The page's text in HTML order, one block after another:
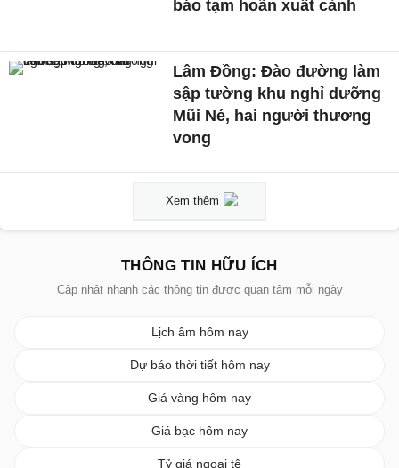
báo tạm hoãn xuất cảnh
Lâm Đồng: Đào đường làm
sập tường khu nghỉ dưỡng
Mũi Né, hai người thương
vong
Xem thêm
THÔNG TIN HỮU ÍCH
Cập nhật nhanh các thông tin được quan tâm mỗi ngày
Lịch âm hôm nay
Dự báo thời tiết hôm nay
Giá vàng hôm nay
Giá bạc hôm nay
Tỷ giá ngoại tệ